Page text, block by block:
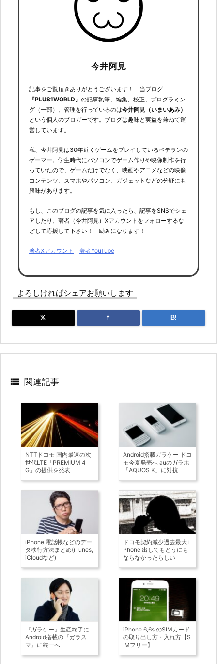
今井阿見
記事をご覧頂きありがとうございます！ 当ブログ
『PLUS1WORLD』 の記事執筆、編集、校正、プログラミン
グ（一部）、管理を行っているのは今井阿見（いまいあみ）
という個人のブロガーです。ブログは趣味と実益を兼ねて運
営しています。
私、今井阿見は30年近くゲームをプレイしているベテランの
ゲーマー。学生時代にパソコンでゲーム作りや映像制作を行
っていたので、ゲームだけでなく、映画やアニメなどの映像
コンテンツ、スマホやパソコン、ガジェットなどの分野にも
興味があります。
もし、このブログの記事を気に入ったら、記事をSNSでシェ
アしたり、著者（今井阿見）Xアカウントをフォローするな
どして応援して下さい！ 励みになります！
著者Xアカウント 著者YouTube
よろしければシェアお願いします
B!
 関連記事
NTTドコモ 国内最速の次
世代LTE「PREMIUM 4
G」の提供を発表
Android搭載ガラケー ドコ
モ今夏発売へ auのガラホ
「AQUOS K」に対抗
iPhone 電話帳などのデー
タ移行方法まとめ(iTunes,
iCloudなど)
ドコモ契約減少過去最大 i
Phone 出してもどうにも
ならなかったらしい
『ガラケー』生産終了に
Android搭載の『ガラス
マ』に統一へ
iPhone 6,6s のSIMカード
の取り出し方・入れ方【S
IMフリー】